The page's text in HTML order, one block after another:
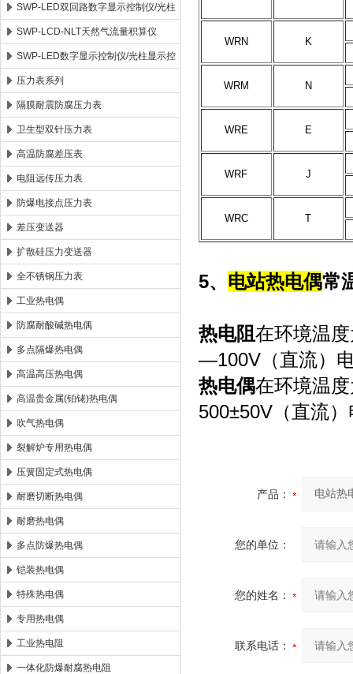
仪
SWP-LED双回路数字显示控制仪/光柱
显示控制仪
SWP-LCD-NLT天然气流量积算仪
SWP-LED数字显示控制仪/光柱显示控
制仪
压力表系列
隔膜耐震防腐压力表
卫生型双针压力表
高温防腐差压表
电阻远传压力表
防爆电接点压力表
差压变送器
扩散硅压力变送器
全不锈钢压力表
工业热电偶
防腐耐酸碱热电偶
多点隔爆热电偶
高温高压热电偶
高温贵金属(铂铑)热电偶
吹气热电偶
裂解炉专用热电偶
压簧固定式热电偶
耐磨切断热电偶
耐磨热电偶
多点防爆热电偶
铠装热电偶
特殊热电偶
专用热电偶
工业热电阻
一体化防爆耐腐热电阻
WRN K
WRM N
WRE E
WRF J
WRC T
5、 电站热电偶常
热电阻在环境温
—100V（直流）
热电偶在环境温
500±50V（直流
产品：
您的单位：
您的姓名：
联系电话：